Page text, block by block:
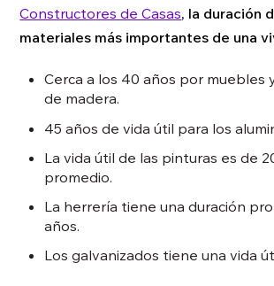
Constructores de Casas, la duración
materiales más importantes de una
Cerca a los 40 años por muebles
de madera.
45 años de vida útil para los
La vida útil de las pinturas es de
promedio.
La herrería tiene una duración
años.
Los galvanizados tiene una vida